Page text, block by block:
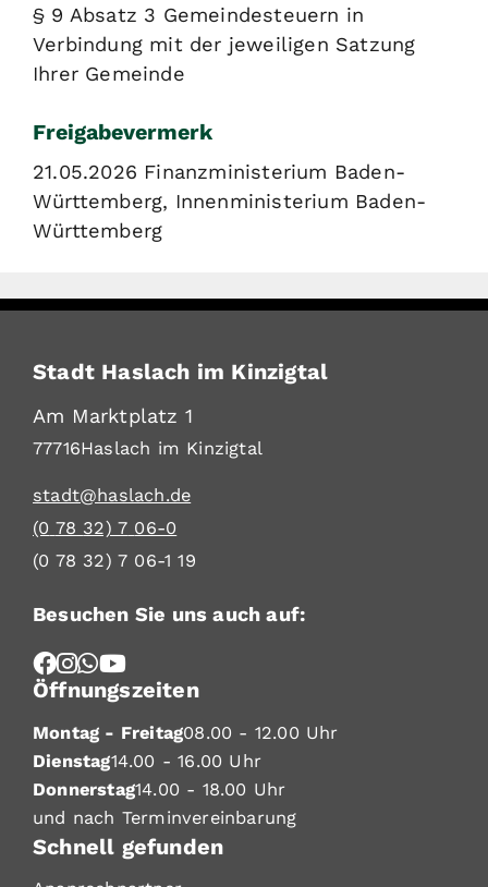
§ 9 Absatz 3 Gemeindesteuern in
Verbindung mit der jeweiligen Satzung
Ihrer Gemeinde
Freigabevermerk
21.05.2026 Finanzministerium Baden-
Württemberg, Innenministerium Baden-
Württemberg
Stadt Haslach im Kinzigtal
Am Marktplatz 1
77716Haslach im Kinzigtal
stadt@haslach.de
(0 78 32) 7 06-0
(0 78 32) 7 06-1 19
Besuchen Sie uns auch auf:
Öffnungszeiten
Montag - Freitag08.00 - 12.00 Uhr
Dienstag14.00 - 16.00 Uhr
Donnerstag14.00 - 18.00 Uhr
und nach Terminvereinbarung
Schnell gefunden